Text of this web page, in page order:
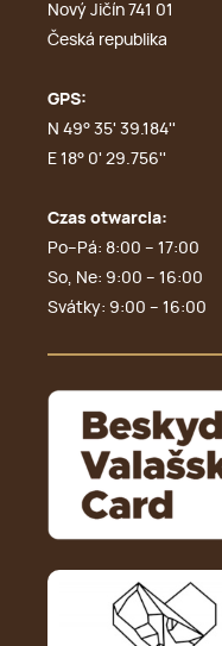
Nový Jičín 741 01
Česká republika
GPS:
N 49° 35' 39.184''
E 18° 0' 29.756''
Czas otwarcia:
Po–Pá: 8:00 – 17:00
So, Ne: 9:00 – 16:00
Svátky: 9:00 – 16:00